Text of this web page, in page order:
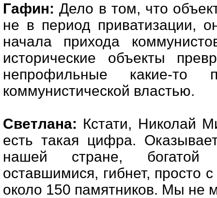
Гафин: Дело в том, что
не в период приватизации,
начала прихода
исторические объекты
непрофильные какие-то
коммунистической властью.
Светлана: Кстати, Николай
есть такая цифра.
нашей стране, богатой
оставшимися, гибнет, просто
около 150 памятников. Мы